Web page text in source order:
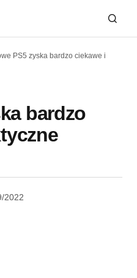
PS5 zyska bardzo ciekawe i
bardzo
2022